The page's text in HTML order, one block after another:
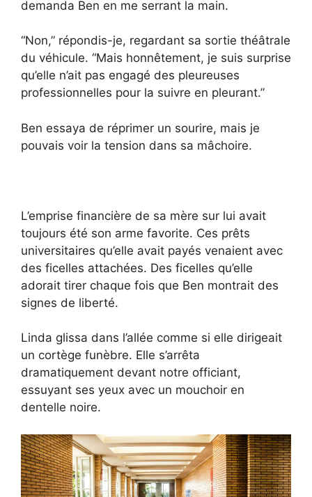
demanda Ben en me serrant la main.
“Non,” répondis-je, regardant sa sortie théâtrale
du véhicule. “Mais honnêtement, je suis surprise
qu’elle n’ait pas engagé des pleureuses
professionnelles pour la suivre en pleurant.”
Ben essaya de réprimer un sourire, mais je
pouvais voir la tension dans sa mâchoire.
L’emprise financière de sa mère sur lui avait
toujours été son arme favorite. Ces prêts
universitaires qu’elle avait payés venaient avec
des ficelles attachées. Des ficelles qu’elle
adorait tirer chaque fois que Ben montrait des
signes de liberté.
Linda glissa dans l’allée comme si elle dirigeait
un cortège funèbre. Elle s’arrêta
dramatiquement devant notre officiant,
essuyant ses yeux avec un mouchoir en
dentelle noire.